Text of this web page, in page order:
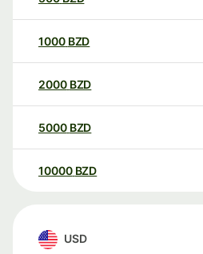
1000 BZD
2000 BZD
5000 BZD
10000 BZD
USD